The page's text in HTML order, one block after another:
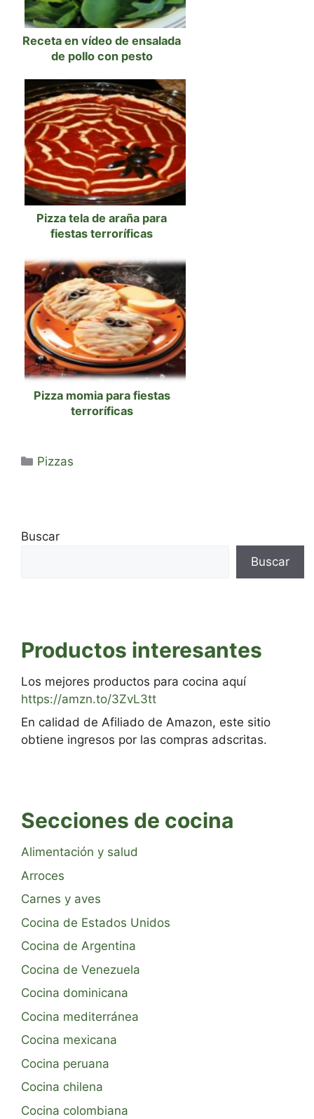
Receta en vídeo de ensalada
de pollo con pesto
Pizza tela de araña para
fiestas terroríficas
Pizza momia para fiestas
terroríficas
Categorías
Pizzas
Buscar
Buscar
Productos interesantes
Los mejores productos para cocina aquí
https://amzn.to/3ZvL3tt
En calidad de Afiliado de Amazon, este sitio
obtiene ingresos por las compras adscritas.
Secciones de cocina
Alimentación y salud
Arroces
Carnes y aves
Cocina de Estados Unidos
Cocina de Argentina
Cocina de Venezuela
Cocina dominicana
Cocina mediterránea
Cocina mexicana
Cocina peruana
Cocina chilena
Cocina colombiana